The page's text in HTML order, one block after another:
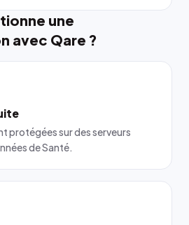
une
avec Qare ?
protégées sur des serveurs
de Santé.